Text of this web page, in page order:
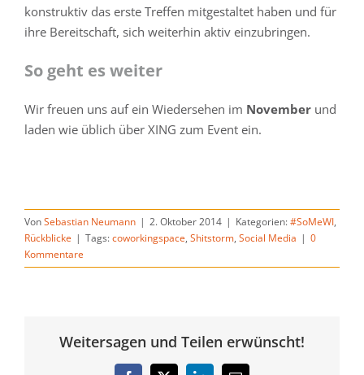
konstruktiv das erste Treffen mitgestaltet haben und für
ihre Bereitschaft, sich weiterhin aktiv einzubringen.
So geht es weiter
Wir freuen uns auf ein Wiedersehen im November und
laden wie üblich über XING zum Event ein.
VonSebastian Neumann | 2. Oktober 2014 | Kategorien:#SoMeWI,
Rückblicke | Tags:coworkingspace, Shitstorm, Social Media | 0
Kommentare
Weitersagen und Teilen erwünscht!